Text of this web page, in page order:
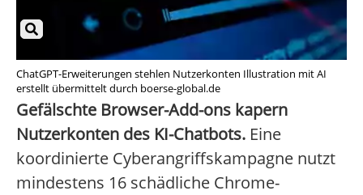
ChatGPT-Erweiterungen stehlen Nutzerkonten Illustration mit AI
erstellt übermittelt durch boerse-global.de
Gefälschte Browser-Add-ons kapern
Nutzerkonten des KI-Chatbots. Eine
koordinierte Cyberangriffskampagne nutzt
mindestens 16 schädliche Chrome-